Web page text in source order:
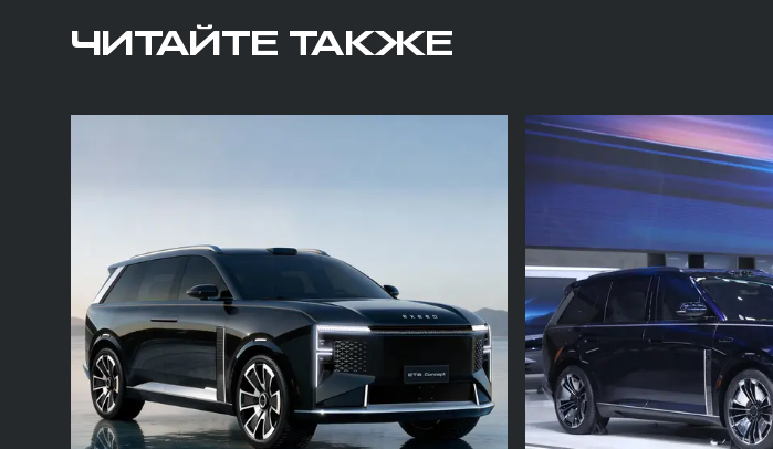
ЧИТАЙТЕ ТАКЖЕ